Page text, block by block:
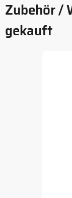
Zubehör /
gekauft